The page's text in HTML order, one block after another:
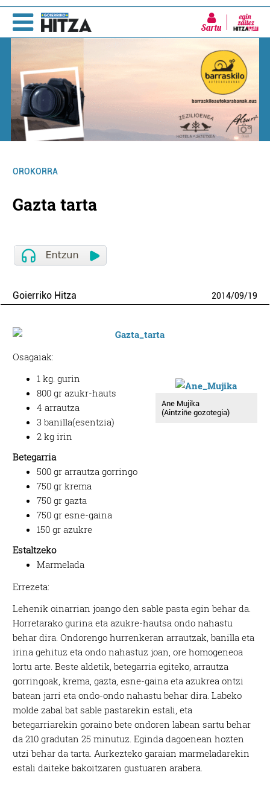
Sartu
OROKORRA
Gazta tarta
Goierriko Hitza 2014/09/19
Osagaiak:
Ane Mujika
(Aintziñe gozotegia)
1 kg. gurin
800 gr azukr-hauts
4 arrautza
3 banilla(esentzia)
2 kg irin
Betegarria
500 gr arrautza gorringo
750 gr krema
750 gr gazta
750 gr esne-gaina
150 gr azukre
Estaltzeko
Marmelada
Errezeta:
Lehenik oinarrian joango den sable pasta egin behar da.
Horretarako gurina eta azukre-hautsa ondo nahastu
behar dira. Ondorengo hurrenkeran arrautzak, banilla eta
irina gehituz eta ondo nahastuz joan, ore homogeneoa
lortu arte. Beste aldetik, betegarria egiteko, arrautza
gorringoak, krema, gazta, esne-gaina eta azukrea ontzi
batean jarri eta ondo-ondo nahastu behar dira. Labeko
molde zabal bat sable pastarekin estali, eta
betegarriarekin goraino bete ondoren labean sartu behar
da 210 gradutan 25 minutuz. Eginda dagoenean hozten
utzi behar da tarta. Aurkezteko garaian marmeladarekin
estali daiteke bakoitzaren gustuaren arabera.